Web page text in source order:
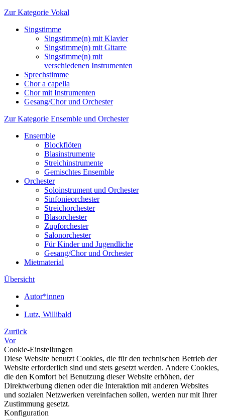
Zur Kategorie Vokal
Singstimme
Singstimme(n) mit Klavier
Singstimme(n) mit Gitarre
Singstimme(n) mit
verschiedenen Instrumenten
Sprechstimme
Chor a capella
Chor mit Instrumenten
Gesang/Chor und Orchester
Zur Kategorie Ensemble und Orchester
Ensemble
Blockflöten
Blasinstrumente
Streichinstrumente
Gemischtes Ensemble
Orchester
Soloinstrument und Orchester
Sinfonieorchester
Streichorchester
Blasorchester
Zupforchester
Salonorchester
Für Kinder und Jugendliche
Gesang/Chor und Orchester
Mietmaterial
Übersicht
Autor*innen
Lutz, Willibald
Zurück
Vor
Cookie-Einstellungen
Diese Website benutzt Cookies, die für den technischen Betrieb der
Website erforderlich sind und stets gesetzt werden. Andere Cookies,
die den Komfort bei Benutzung dieser Website erhöhen, der
Direktwerbung dienen oder die Interaktion mit anderen Websites
und sozialen Netzwerken vereinfachen sollen, werden nur mit Ihrer
Zustimmung gesetzt.
Konfiguration